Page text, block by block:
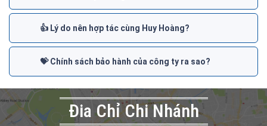
👍 Lý do nên hợp tác cùng Huy Hoàng?
💝 Chính sách bảo hành của công ty ra sao?
Đia Chỉ Chi Nhánh